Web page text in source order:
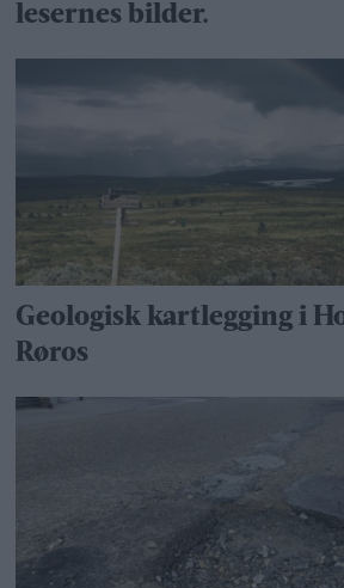
lesernes bilder.
Geologisk kartlegging i
Røros